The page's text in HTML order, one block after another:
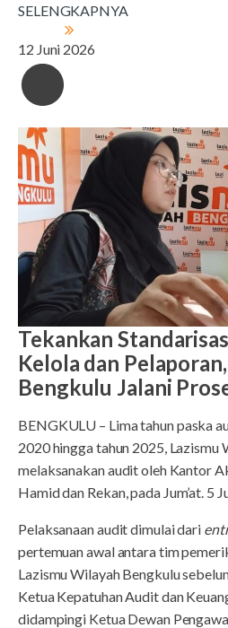
SELENGKAPNYA
12 Juni 2026
Tekankan
Kelola dan
Bengkulu Jalani
BENGKULU – Lima tahun paska
2020 hingga tahun 2025,
melaksanakan audit oleh Kantor
Hamid dan Rekan, pada Jum’at. 5
Pelaksanaan audit dimulai dari
pertemuan awal antara tim
Lazismu Wilayah Bengkulu
Ketua Kepatuhan Audit dan
didampingi Ketua Dewan